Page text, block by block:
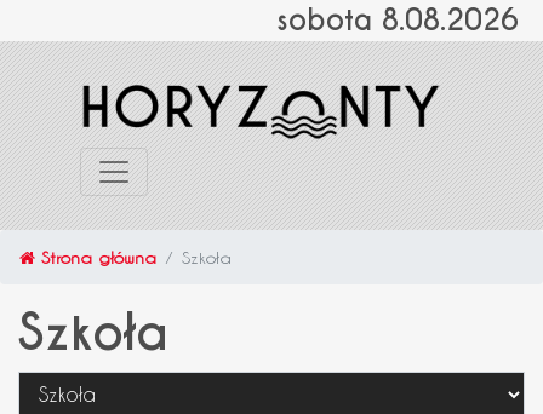
sobota 8.08.2026
Strona główna Szkoła
Szkoła